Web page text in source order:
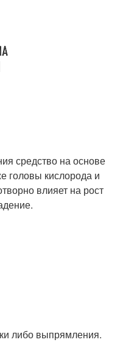
средство на основе
головы кислорода и
влияет на рост
либо выпрямления.